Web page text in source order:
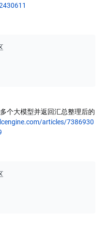
个大模型并返回汇总整理后的
articles/7386930